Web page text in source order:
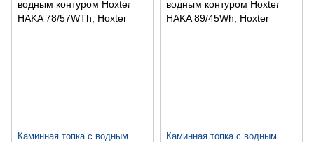
Каминная топка с водным
Каминная топка с водным